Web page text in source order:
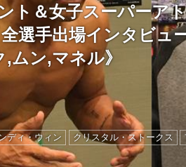
ト＆女子スーパーア
選手出場インタビュ
ムン,マネル》
ディ・ウィン クリスタル・ストークス